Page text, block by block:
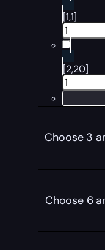
[1,1]
[2,20]
Choose 3
Choose 6